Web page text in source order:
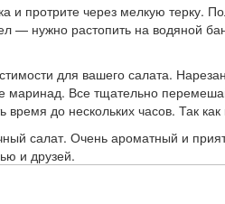
и протрите через мелкую
— нужно растопить на водяной
для вашего салата.
маринад. Все тщательно
время до нескольких часов. Так
салат. Очень ароматный и
и друзей.